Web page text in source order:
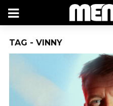
TAG - VINNY